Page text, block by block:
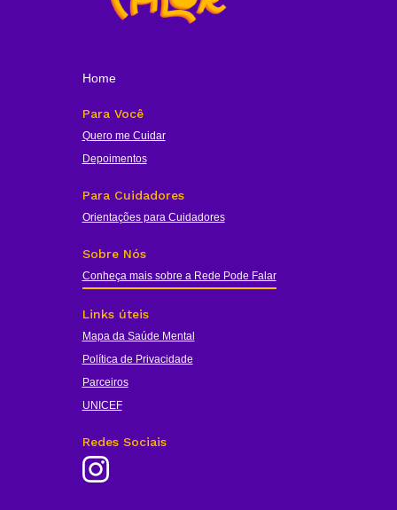
Home
Para Você
Quero me Cuidar
Depoimentos
Para Cuidadores
Orientações para Cuidadores
Sobre Nós
Conheça mais sobre a Rede Pode Falar
Links úteis
Mapa da Saúde Mental
Política de Privacidade
Parceiros
UNICEF
Redes Sociais